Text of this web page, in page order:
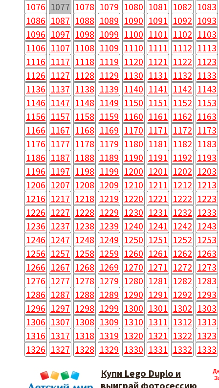
1076 1077 1078 1079 1080 1081 1082 1083
1086 1087 1088 1089 1090 1091 1092 1093
1096 1097 1098 1099 1100 1101 1102 1103
1106 1107 1108 1109 1110 1111 1112 1113
1116 1117 1118 1119 1120 1121 1122 1123
1126 1127 1128 1129 1130 1131 1132 1133
1136 1137 1138 1139 1140 1141 1142 1143
1146 1147 1148 1149 1150 1151 1152 1153
1156 1157 1158 1159 1160 1161 1162 1163
1166 1167 1168 1169 1170 1171 1172 1173
1176 1177 1178 1179 1180 1181 1182 1183
1186 1187 1188 1189 1190 1191 1192 1193
1196 1197 1198 1199 1200 1201 1202 1203
1206 1207 1208 1209 1210 1211 1212 1213
1216 1217 1218 1219 1220 1221 1222 1223
1226 1227 1228 1229 1230 1231 1232 1233
1236 1237 1238 1239 1240 1241 1242 1243
1246 1247 1248 1249 1250 1251 1252 1253
1256 1257 1258 1259 1260 1261 1262 1263
1266 1267 1268 1269 1270 1271 1272 1273
1276 1277 1278 1279 1280 1281 1282 1283
1286 1287 1288 1289 1290 1291 1292 1293
1296 1297 1298 1299 1300 1301 1302 1303
1306 1307 1308 1309 1310 1311 1312 1313
1316 1317 1318 1319 1320 1321 1322 1323
1326 1327 1328 1329 1330 1331 1332 1333
Купи Lego Duplo и
выиграй фотосессию